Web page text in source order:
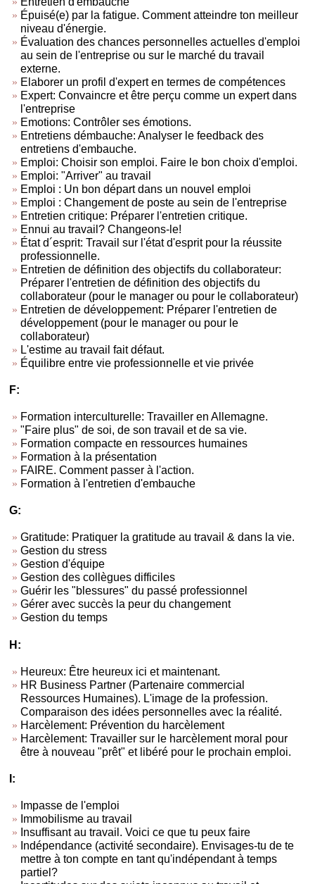
Épuisé(e) par la fatigue. Comment atteindre ton meilleur
niveau d'énergie.
Évaluation des chances personnelles actuelles d'emploi
au sein de l'entreprise ou sur le marché du travail
externe.
Elaborer un profil d'expert en termes de compétences
Expert: Convaincre et être perçu comme un expert dans
l'entreprise
Emotions: Contrôler ses émotions.
Entretiens démbauche: Analyser le feedback des
entretiens d'embauche.
Emploi: Choisir son emploi. Faire le bon choix d'emploi.
Emploi: "Arriver" au travail
Emploi : Un bon départ dans un nouvel emploi
Emploi : Changement de poste au sein de l'entreprise
Entretien critique: Préparer l'entretien critique.
Ennui au travail? Changeons-le!
État d´esprit: Travail sur l'état d'esprit pour la réussite
professionnelle.
Entretien de définition des objectifs du collaborateur:
Préparer l'entretien de définition des objectifs du
collaborateur (pour le manager ou pour le collaborateur)
Entretien de développement: Préparer l'entretien de
développement (pour le manager ou pour le
collaborateur)
L'estime au travail fait défaut.
Équilibre entre vie professionnelle et vie privée
F:
Formation interculturelle: Travailler en Allemagne.
"Faire plus" de soi, de son travail et de sa vie.
Formation compacte en ressources humaines
Formation à la présentation
FAIRE. Comment passer à l'action.
Formation à l'entretien d'embauche
G:
Gratitude: Pratiquer la gratitude au travail & dans la vie.
Gestion du stress
Gestion d'équipe
Gestion des collègues difficiles
Guérir les "blessures" du passé professionnel
Gérer avec succès la peur du changement
Gestion du temps
H:
Heureux: Être heureux ici et maintenant.
HR Business Partner (Partenaire commercial
Ressources Humaines). L'image de la profession.
Comparaison des idées personnelles avec la réalité.
Harcèlement: Prévention du harcèlement
Harcèlement: Travailler sur le harcèlement moral pour
être à nouveau "prêt" et libéré pour le prochain emploi.
I:
Impasse de l'emploi
Immobilisme au travail
Insuffisant au travail. Voici ce que tu peux faire
Indépendance (activité secondaire). Envisages-tu de te
mettre à ton compte en tant qu'indépendant à temps
partiel?